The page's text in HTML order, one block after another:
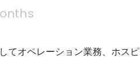
てオペレーション業務、ホス